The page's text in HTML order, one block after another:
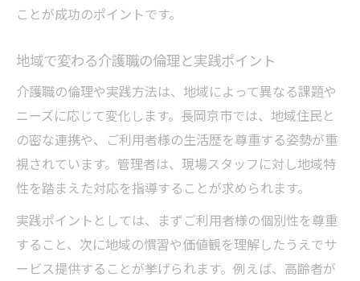
ことが成功のポイントです。
地域で変わる介護職の倫理と実践ポイント
介護職の倫理や実践方法は、地域によって異なる課題や
ニーズに応じて変化します。長岡京市では、地域住民と
の密な連携や、ご利用者様の生活歴を尊重する姿勢が重
視されています。管理者は、現場スタッフに対し地域特
性を踏まえた対応を指導することが求められます。
実践ポイントとしては、まずご利用者様の個別性を尊重
すること、次に地域の慣習や価値観を理解したうえでサ
ービス提供することが挙げられます。例えば、高齢者が